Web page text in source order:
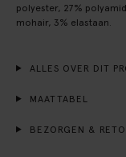
polyester, 27%
mohair, 3% elastaan.
ALLES OVER DIT
MAATTABEL
BEZORGEN &